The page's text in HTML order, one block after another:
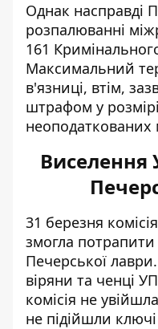
Однак насправді
розпалюванні
161
Максимальний
в'язниці, втім,
штрафом у
неоподаткованих
31 березня
змогла
Печерської
віряни та ченці
комісія не
не підійшли